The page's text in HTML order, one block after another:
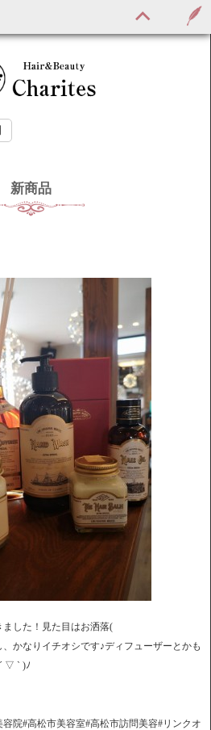
新商品
した！見た目はお洒落(
かなりイチオシです♪ディフューザーとかも
▽ ` )ﾉ
院#高松市美容室#高松市訪問美容#リンクオ